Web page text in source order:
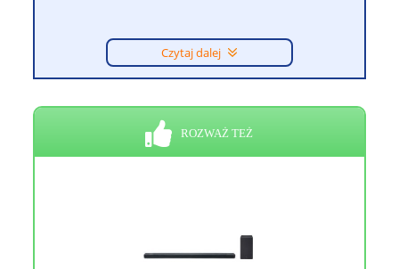
Czytaj dalej
ROZWAŻ TEŻ